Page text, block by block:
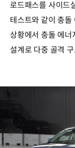
로드패스를 사이드
테스트와 같이 충
상황에서 충돌 에
설계로 다중 골격